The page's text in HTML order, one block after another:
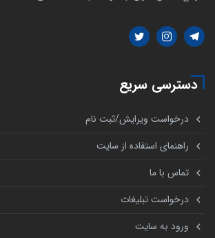
دسترسی سریع
درخواست ویرایش/ثبت نام
راهنمای استفاده از سایت
تماس با ما
درخواست تبلیغات
ورود به سایت